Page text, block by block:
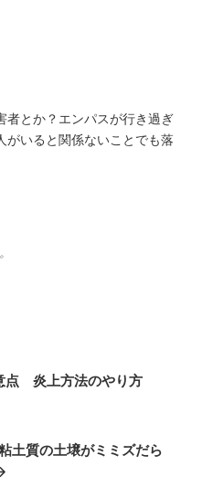
者とか？エンパスが行き過ぎ
がいると関係ないことでも落
点 炎上方法のやり方
土質の土壌がミミズだら